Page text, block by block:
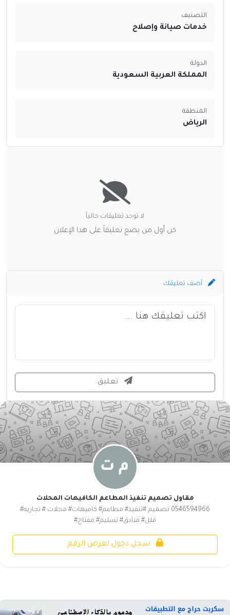
التصنيف
خدمات صيانة وإصلاح
الدولة
المملكة العربية السعودية
المنطقة
الرياض
لا توجد تعليقات حالياً
كن أول من يضع تعليقاً على هذا الإعلان
أضف تعليقك
تعليق
مقاول تصميم تنفيذ المطاعم الكافيهات المحلات
0546594966 تصميم #تنفيذ# مطاعم# كافيهات# محلات # تجاريه#
فلل# فنادق# تسليم# مفتاح#
سجل دخول لعرض الرقم